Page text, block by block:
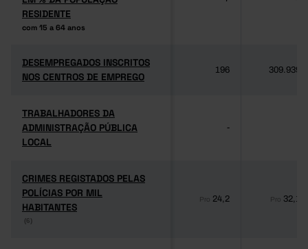
RESIDENTE
com 15 a 64 anos
RESIDENTE
com 15 a 64 anos
DESEMPREGADOS INSCRITOS
NOS CENTROS DE EMPREGO
DESEMPREGADOS INSCRITOS
NOS CENTROS DE EMPREGO
196 309.939
TRABALHADORES DA
ADMINISTRAÇÃO PÚBLICA
LOCAL
TRABALHADORES DA
ADMINISTRAÇÃO PÚBLICA
LOCAL
-
CRIMES REGISTADOS PELAS
POLÍCIAS POR MIL
HABITANTES
(6)
CRIMES REGISTADOS PELAS
POLÍCIAS POR MIL
HABITANTES
(6)
Pro 24,2 Pro 32,1